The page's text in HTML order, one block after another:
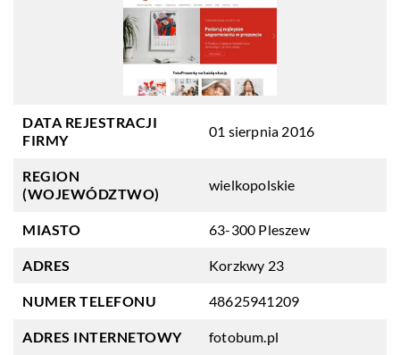
DATA REJESTRACJI
FIRMY
01 sierpnia 2016
REGION
(WOJEWÓDZTWO)
wielkopolskie
MIASTO 63-300 Pleszew
ADRES Korzkwy 23
NUMER TELEFONU 48625941209
ADRES INTERNETOWY fotobum.pl